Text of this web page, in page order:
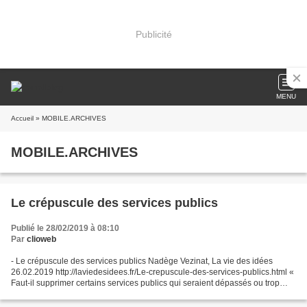
Publicité
MENU
Accueil » MOBILE.ARCHIVES
MOBILE.ARCHIVES
Le crépuscule des services publics
Publié le 28/02/2019 à 08:10
Par clioweb
- Le crépuscule des services publics Nadège Vezinat, La vie des idées
26.02.2019 http://laviedesidees.fr/Le-crepuscule-des-services-publics.html «
Faut-il supprimer certains services publics qui seraient dépassés ou trop